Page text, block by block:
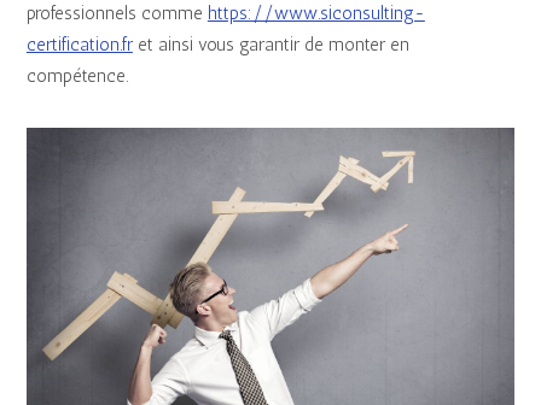
professionnels comme https://www.siconsulting-
certification.fret ainsi vous garantir de monter en
compétence.